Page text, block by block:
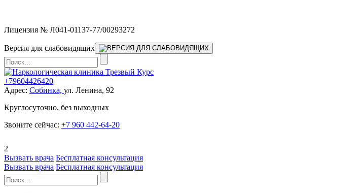
Лицензия № Л041-01137-77/00293272
Версия для слабовидящих
+79604426420
Адрес: Собинка, ул. Ленина, 92
Круглосуточно, без выходных
Звоните сейчас: +7 960 442-64-20
2
Вызвать врача Бесплатная консультация
Вызвать врача Бесплатная консультация